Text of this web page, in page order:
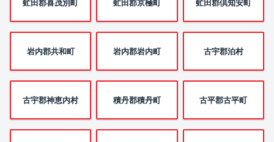
虻田郡喜茂別町 虻田郡京極町 虻田郡倶知安町
岩内郡共和町 岩内郡岩内町 古宇郡泊村
古宇郡神恵内村 積丹郡積丹町 古平郡古平町